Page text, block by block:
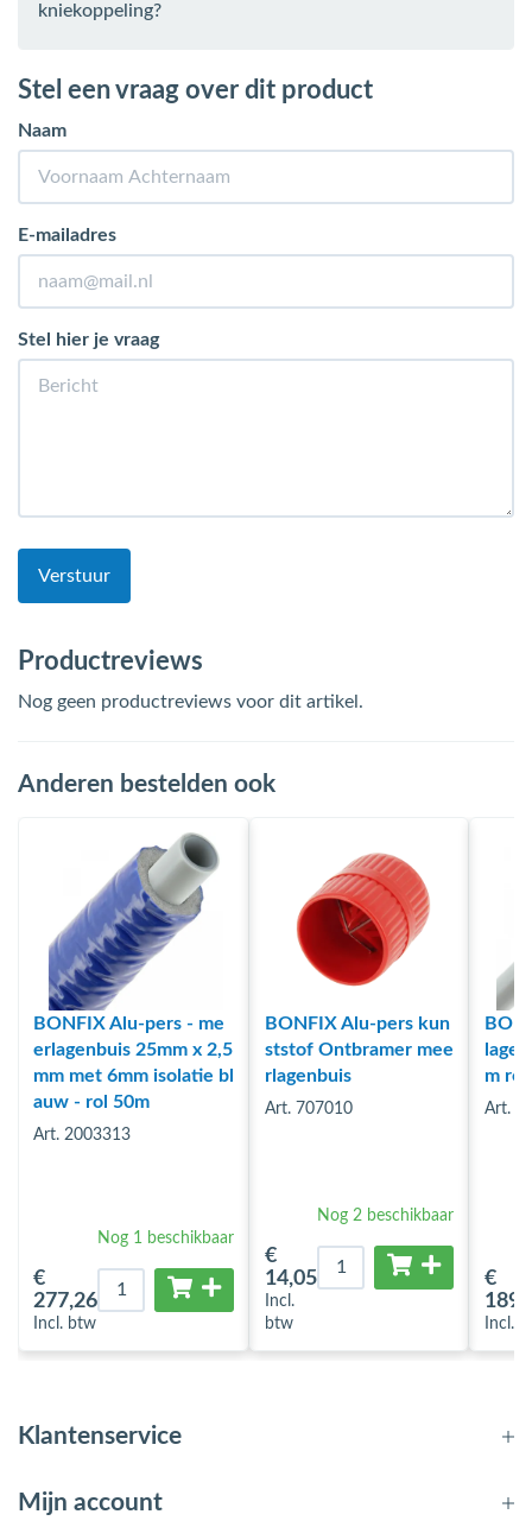
kniekoppeling?
Stel een vraag over dit product
Naam
E-mailadres
Stel hier je vraag
Verstuur
Productreviews
Nog geen productreviews voor dit artikel.
Anderen bestelden ook
BONFIX Alu-pers - me
erlagenbuis 25mm x 2,5
mm met 6mm isolatie bl
auw - rol 50m
Art. 2003313
Nog 1 beschikbaar
€
277,26
Incl. btw
BONFIX Alu-pers kun
ststof Ontbramer mee
rlagenbuis
Art. 707010
Nog 2 beschikbaar
€
14,05
Incl.
btw
m rol
Art.
€
189
Incl.
Klantenservice
Mijn account